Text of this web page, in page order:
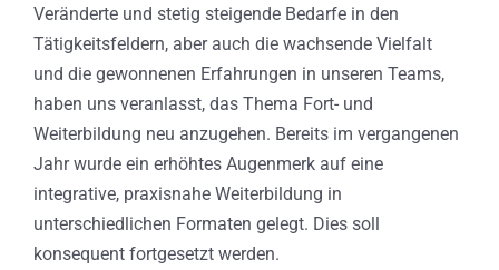
Veränderte und stetig steigende Bedarfe in den
Tätigkeitsfeldern, aber auch die wachsende Vielfalt
und die gewonnenen Erfahrungen in unseren Teams,
haben uns veranlasst, das Thema Fort- und
Weiterbildung neu anzugehen. Bereits im vergangenen
Jahr wurde ein erhöhtes Augenmerk auf eine
integrative, praxisnahe Weiterbildung in
unterschiedlichen Formaten gelegt. Dies soll
konsequent fortgesetzt werden.